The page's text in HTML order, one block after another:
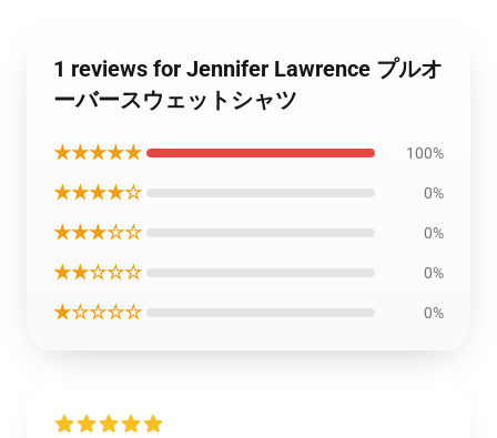
1 reviews for Jennifer Lawrence プルオ
ーバースウェットシャツ
★★★★★ 100%
★★★★☆ 0%
★★★☆☆ 0%
★★☆☆☆ 0%
★☆☆☆☆ 0%